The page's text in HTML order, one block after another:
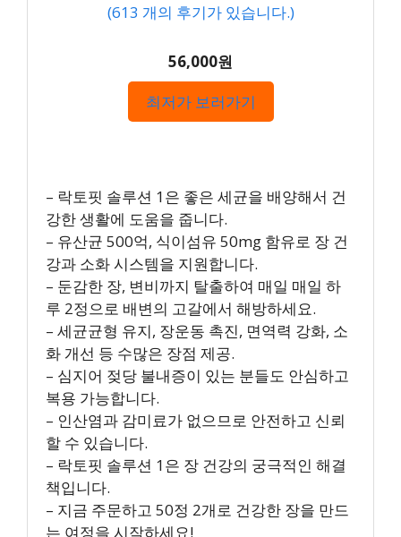
(613 개의 후기가 있습니다.)
56,000원
최저가 보러가기
– 락토핏 솔루션 1은 좋은 세균을 배양해서 건
강한 생활에 도움을 줍니다.
– 유산균 500억, 식이섬유 50mg 함유로 장 건
강과 소화 시스템을 지원합니다.
– 둔감한 장, 변비까지 탈출하여 매일 매일 하
루 2정으로 배변의 고갈에서 해방하세요.
– 세균균형 유지, 장운동 촉진, 면역력 강화, 소
화 개선 등 수많은 장점 제공.
– 심지어 젖당 불내증이 있는 분들도 안심하고
복용 가능합니다.
– 인산염과 감미료가 없으므로 안전하고 신뢰
할 수 있습니다.
– 락토핏 솔루션 1은 장 건강의 궁극적인 해결
책입니다.
– 지금 주문하고 50정 2개로 건강한 장을 만드
는 여정을 시작하세요!